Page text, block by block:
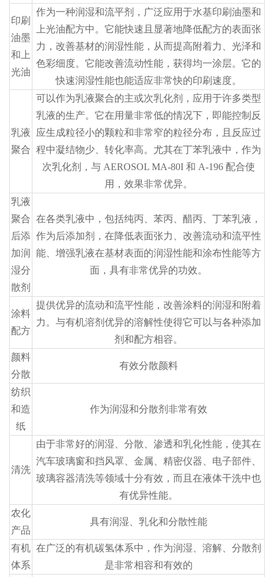
印刷
油墨
和上
光油
作为一种润湿和流平剂，广泛应用于水基印刷油墨和
上光油配方中。它能快速且显著地降低配方的表面张
力，改善基材的润湿性能，从而提高附着力、光泽和
色彩细度。它能改善流动性能，获得均一涂层。它的
快速润湿性能也能适应非常快的印刷速度。
乳液
聚合
可以作为乳液聚合的主或次乳化剂，应用于许多类型
乳液的生产。它在用量非常低的情况下，即能控制反
应生成粒径小的颗粒和非常窄的粒径分布，且反应过
程中凝结物少、转化率高。尤其在丁苯乳液中，作为
次乳化剂，与 AEROSOL MA-80I 和 A-196 配合使
用，效果非常优异。
乳液
聚合
后添
加润
湿分
散剂
在各类乳液中，包括纯丙、苯丙、醋丙、丁苯乳液，
作为后添加剂，在降低表面张力、改善流动和流平性
能、增强乳液在基材表面的润湿性能和涂布性能等方
面，具有非常优异的功效。
涂料
配方
提供优异的流动和流平性能，改善涂料的润湿和附着
力。与有机溶剂优异的溶解性使得它可以与各种添加
剂和配方相容。
颜料
分散
有效分散颜料
纺织
和造
纸
作为润湿和分散剂非常有效
清洗
由于非常好的润湿、分散、渗透和乳化性能，使其在
汽车玻璃窗和挡风罩、金属、精密仪器、电子部件、
玻璃容器清洗等领域十分有效，而且在液体干洗中也
有优异性能。
农化
产品
具有润湿、乳化和分散性能
有机
体系
在广泛的有机碳氢体系中，作为润湿、溶解、分散剂
是非常相容和有效的